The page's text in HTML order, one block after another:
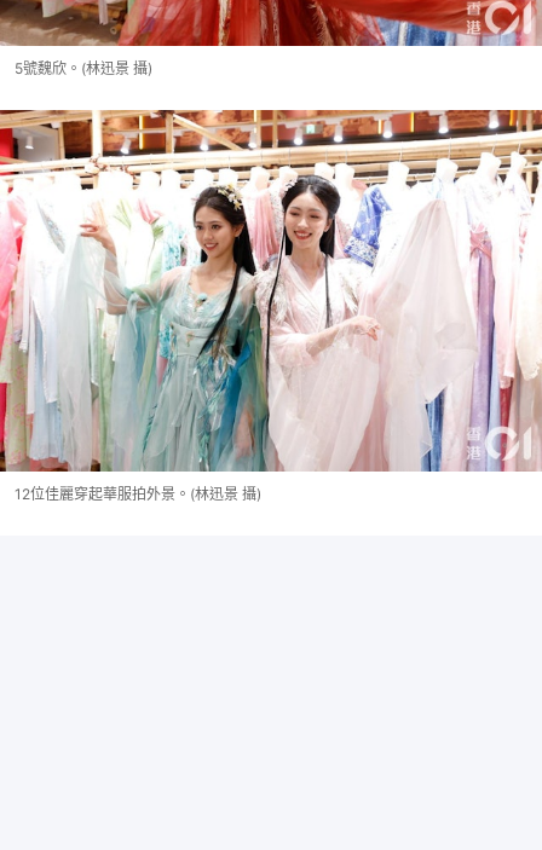
5號魏欣。(林迅景 攝)
12位佳麗穿起華服拍外景。(林迅景 攝)